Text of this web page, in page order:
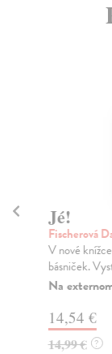
Jé!
Fischerová
V nové
básniček.
Na
14,54 €
14,99 € ?